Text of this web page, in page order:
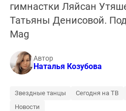
гимнастки Ляйсан
Татьяны Денисовой.
Mag
Автор
Наталья Козубова
Звездные танцы Сегодня на ТВ
Новости